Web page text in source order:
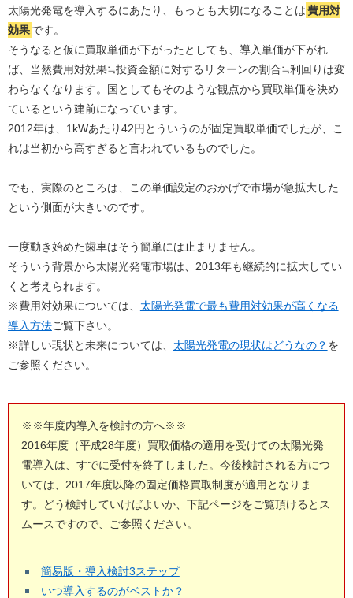
太陽光発電を導入するにあたり、もっとも大切になることは費用対
効果です。
そうなると仮に買取単価が下がったとしても、導入単価が下がれ
ば、当然費用対効果≒投資金額に対するリターンの割合≒利回りは変
わらなくなります。国としてもそのような観点から買取単価を決め
ているという建前になっています。
2012年は、1kWあたり42円とういうのが固定買取単価でしたが、こ
れは当初から高すぎると言われているものでした。
でも、実際のところは、この単価設定のおかげで市場が急拡大した
という側面が大きいのです。
一度動き始めた歯車はそう簡単には止まりません。
そういう背景から太陽光発電市場は、2013年も継続的に拡大してい
くと考えられます。
※費用対効果については、 太陽光発電で最も費用対効果が高くなる
導入方法ご覧下さい。
※詳しい現状と未来については、 太陽光発電の現状はどうなの？ を
ご参照ください。
※※年度内導入を検討の方へ※※
2016年度（平成28年度）買取価格の適用を受けての太陽光発
電導入は、すでに受付を終了しました。今後検討される方につ
いては、2017年度以降の固定価格買取制度が適用となりま
す。どう検討していけばよいか、下記ページをご覧頂けるとス
ムースですので、ご参照ください。
簡易版・導入検討3ステップ
いつ導入するのがベストか？